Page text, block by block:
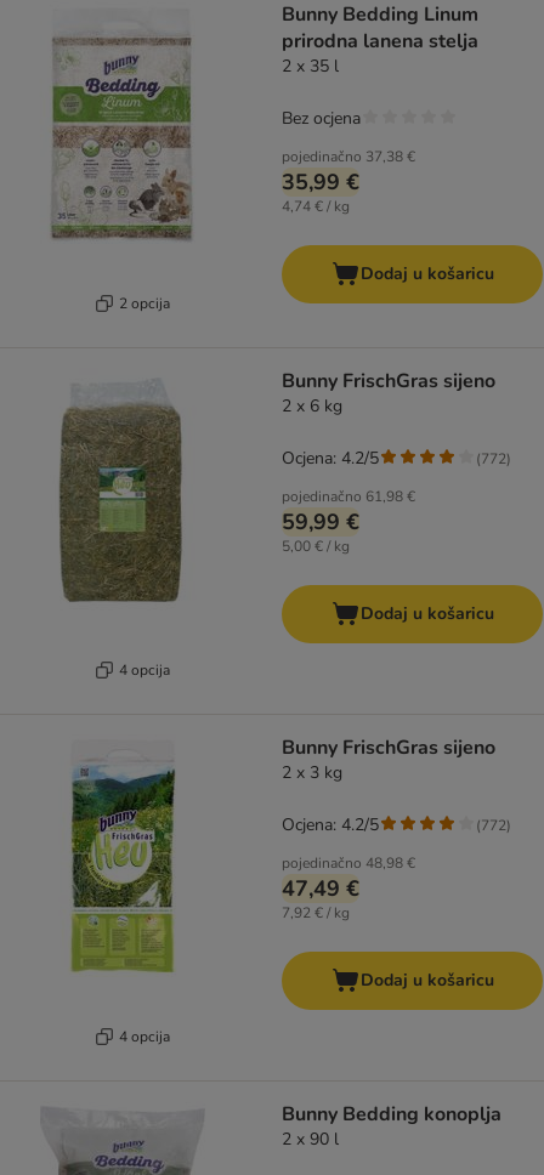
2 opcija
Bunny Bedding Linum
prirodna lanena stelja
2 x 35 l
pojedinačno 37,38 €
35,99 €
4,74 € / kg
Bez ocjena
Dodaj u košaricu
4 opcija
Bunny FrischGras sijeno
2 x 6 kg
pojedinačno 61,98 €
59,99 €
5,00 € / kg
Ocjena: 4.2/5 (772)
Dodaj u košaricu
4 opcija
Bunny FrischGras sijeno
2 x 3 kg
pojedinačno 48,98 €
47,49 €
7,92 € / kg
Ocjena: 4.2/5 (772)
Dodaj u košaricu
Bunny Bedding konoplja
2 x 90 l